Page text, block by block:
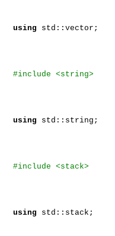
using std::vector;
#include <string>
using std::string;
#include <stack>
using std::stack;